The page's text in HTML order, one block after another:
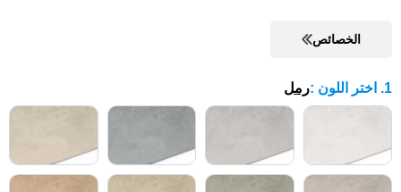
الخصائص
1. اختر اللون :رمل